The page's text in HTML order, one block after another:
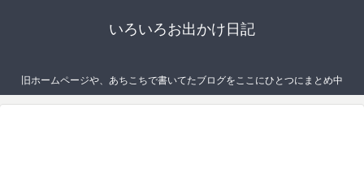
いろいろお出かけ日記
旧ホームページや、あちこちで書いてたブログをここにひとつにまとめ中